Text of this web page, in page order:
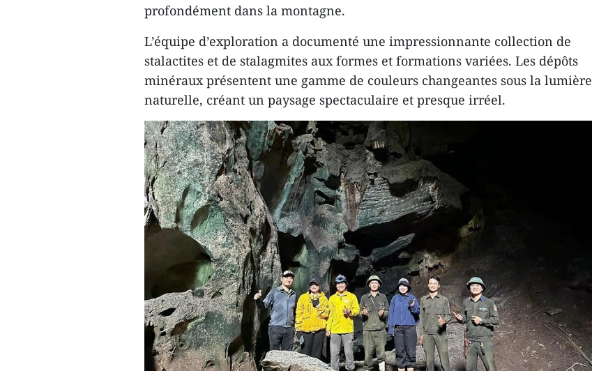
profondément dans la montagne.
L’équipe d’exploration a documenté une impressionnante collection de
stalactites et de stalagmites aux formes et formations variées. Les dépôts
minéraux présentent une gamme de couleurs changeantes sous la lumière
naturelle, créant un paysage spectaculaire et presque irréel.